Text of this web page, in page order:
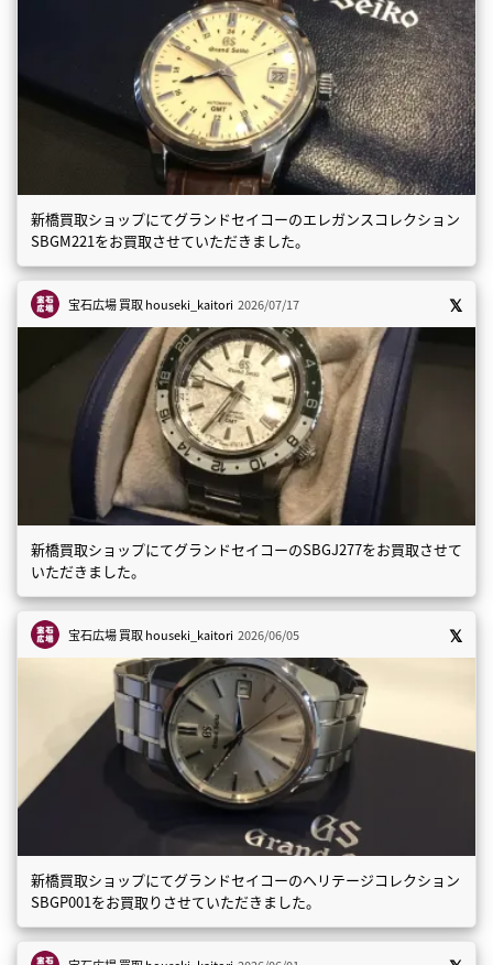
新橋買取ショップにてグランドセイコーのエレガンスコレクション
SBGM221をお買取させていただきました。
宝石広場 買取houseki_kaitori 2026/07/17
新橋買取ショップにてグランドセイコーのSBGJ277をお買取させて
いただきました。
宝石広場 買取houseki_kaitori 2026/06/05
新橋買取ショップにてグランドセイコーのヘリテージコレクション
SBGP001をお買取りさせていただきました。